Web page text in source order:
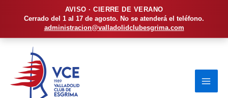
AVISO · CIERRE DE VERANO
Cerrado del 1 al 17 de agosto. No se atenderá el teléfono.
administracion@valladolidclubesgrima.com
contenido